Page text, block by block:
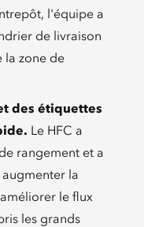
l'équipe a
de livraison
la zone de
des étiquettes
Le HFC a
rangement et a
la
le flux
les grands